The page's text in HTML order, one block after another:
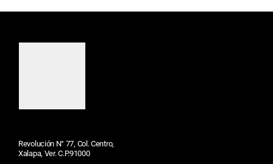
Revolución N° 77, Col. Centro,
Xalapa, Ver. C.P.91000